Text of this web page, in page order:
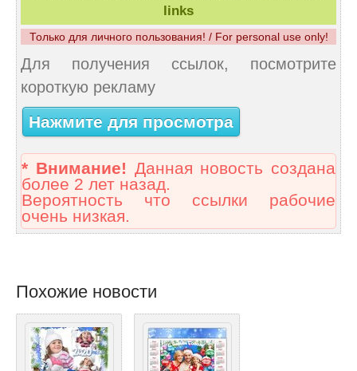
links
Только для личного пользования! / For personal use only!
Для получения ссылок, посмотрите
короткую рекламу
Нажмите для просмотра
* Внимание! Данная новость создана
более 2 лет назад.
Вероятность что ссылки рабочие
очень низкая.
Похожие новости